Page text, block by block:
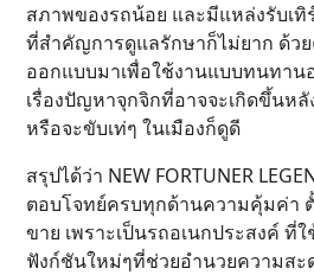
สภาพของรถน้อย และมีแหล่งรับเ
ที่สำคัญการดูแลรักษาก็ไม่ยาก ด้ว
ออกแบบมาเพื่อใช้งานแบบทนทาน
เรื่องปัญหาจุกจิกที่อาจจะเกิดขึ้นห
หรือจะขับเท่ๆ ในเมืองก็ดูดี
สรุปได้ว่า NEW FORTUNER
ตอบโจทย์ครบทุกด้านความคุ้มค่า
ขาย เพราะเป็นรถอเนกประสงค์ ที่
ฟังก์ชันใหม่ๆที่ช่วยอำนวยความสะ